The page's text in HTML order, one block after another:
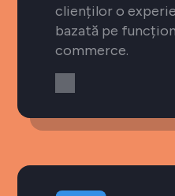
clienților o
bazată pe
commerce.